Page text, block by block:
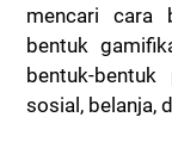
mencari cara
bentuk
bentuk-
sosial, belanja,